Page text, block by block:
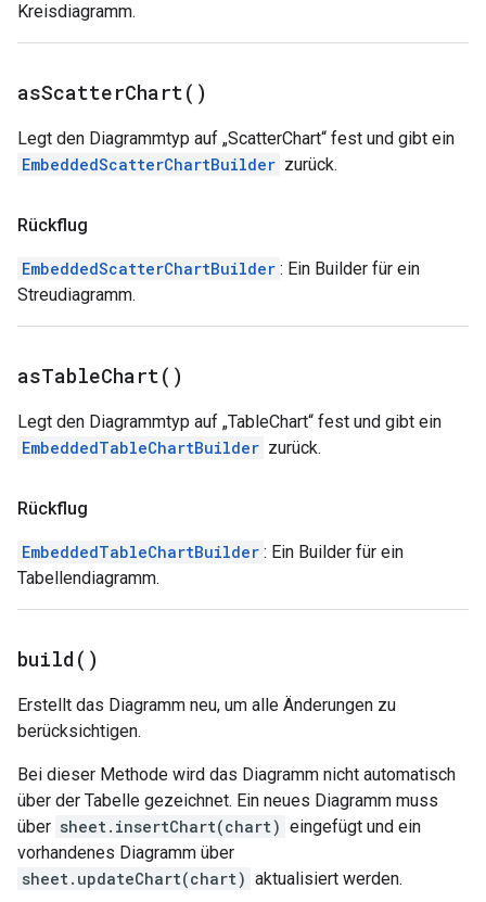
Kreisdiagramm.
asScatterChart( )
Legt den Diagrammtyp auf „ScatterChart“ fest und gibt ein
EmbeddedScatterChartBuilder zurück.
Rückflug
EmbeddedScatterChartBuilder : Ein Builder für ein
Streudiagramm.
asTableChart( )
Legt den Diagrammtyp auf „TableChart“ fest und gibt ein
EmbeddedTableChartBuilder zurück.
Rückflug
EmbeddedTableChartBuilder : Ein Builder für ein
Tabellendiagramm.
build( )
Erstellt das Diagramm neu, um alle Änderungen zu
berücksichtigen.
Bei dieser Methode wird das Diagramm nicht automatisch
über der Tabelle gezeichnet. Ein neues Diagramm muss
über sheet.insertChart(chart) eingefügt und ein
vorhandenes Diagramm über
sheet.updateChart(chart) aktualisiert werden.